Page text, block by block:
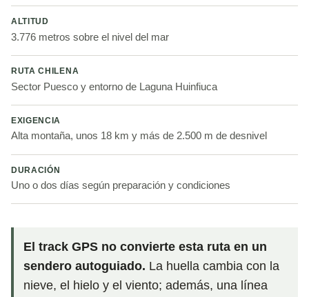
ALTITUD
3.776 metros sobre el nivel del mar
RUTA CHILENA
Sector Puesco y entorno de Laguna Huinfiuca
EXIGENCIA
Alta montaña, unos 18 km y más de 2.500 m de desnivel
DURACIÓN
Uno o dos días según preparación y condiciones
El track GPS no convierte esta ruta en un
sendero autoguiado. La huella cambia con la
nieve, el hielo y el viento; además, una línea